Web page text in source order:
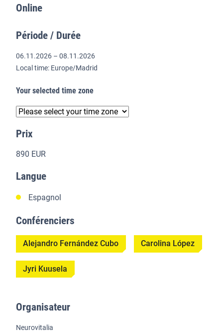
Online
Période / Durée
06.11.2026 – 08.11.2026
Local time: Europe/Madrid
Your selected time zone
Prix
890 EUR
Langue
Espagnol
Conférenciers
Alejandro Fernández Cubo Carolina López
Jyri Kuusela
Organisateur
Neurovitalia